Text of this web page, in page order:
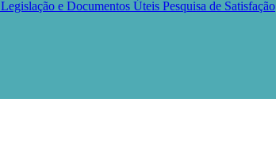
Legislação e Documentos Úteis Pesquisa de Satisfação